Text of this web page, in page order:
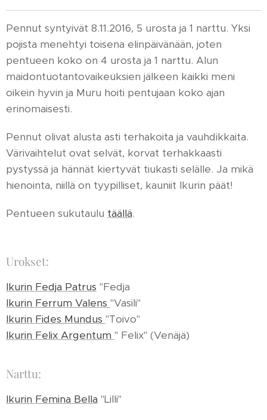
Pennut syntyivät 8.11.2016, 5 urosta ja 1 narttu. Yksi
pojista menehtyi toisena elinpäivänään, joten
pentueen koko on 4 urosta ja 1 narttu. Alun
maidontuotantovaikeuksien jälkeen kaikki meni
oikein hyvin ja Muru hoiti pentujaan koko ajan
erinomaisesti.
Pennut olivat alusta asti terhakoita ja vauhdikkaita.
Värivaihtelut ovat selvät, korvat terhakkaasti
pystyssä ja hännät kiertyvät tiukasti selälle. Ja mikä
hienointa, niillä on tyypilliset, kauniit Ikurin päät!
Pentueen sukutaulu täällä.
Urokset:
Ikurin Fedja Patrus "Fedja
Ikurin Ferrum Valens "Vasili"
Ikurin Fides Mundus "Toivo"
Ikurin Felix Argentum " Felix" (Venäjä)
Narttu:
Ikurin Femina Bella "Lilli"